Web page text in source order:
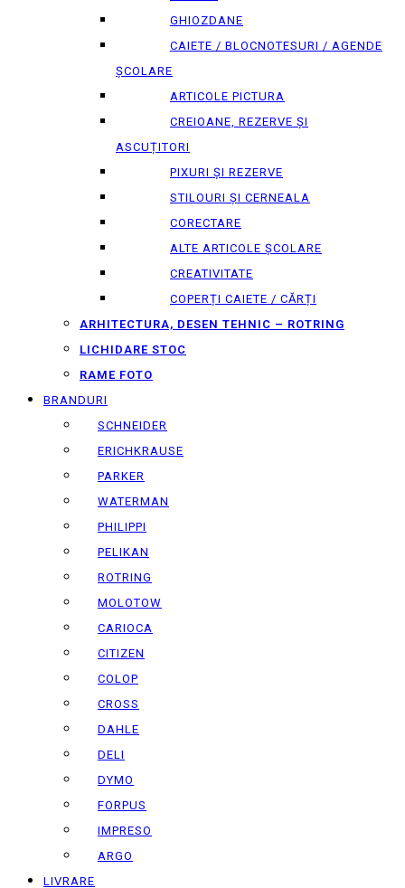
GHIOZDANE
CAIETE / BLOCNOTESURI / AGENDE
ȘCOLARE
ARTICOLE PICTURA
CREIOANE, REZERVE ȘI
ASCUȚITORI
PIXURI ȘI REZERVE
STILOURI ȘI CERNEALA
CORECTARE
ALTE ARTICOLE ȘCOLARE
CREATIVITATE
COPERȚI CAIETE / CĂRȚI
ARHITECTURA, DESEN TEHNIC – ROTRING
LICHIDARE STOC
RAME FOTO
BRANDURI
SCHNEIDER
ERICHKRAUSE
PARKER
WATERMAN
PHILIPPI
PELIKAN
ROTRING
MOLOTOW
CARIOCA
CITIZEN
COLOP
CROSS
DAHLE
DELI
DYMO
FORPUS
IMPRESO
ARGO
LIVRARE